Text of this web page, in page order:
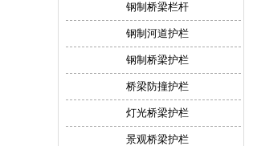
钢制桥梁栏杆
钢制河道护栏
钢制桥梁护栏
桥梁防撞护栏
灯光桥梁护栏
景观桥梁护栏